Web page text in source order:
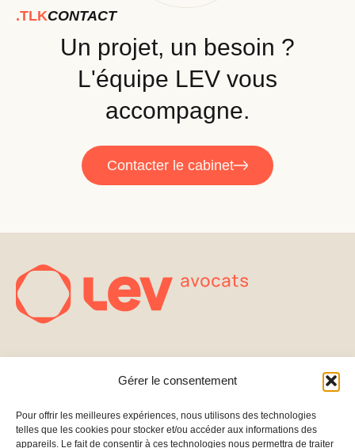
Gérer le consentement
Pour offrir les meilleures expériences, nous utilisons des technologies
telles que les cookies pour stocker et/ou accéder aux informations des
appareils. Le fait de consentir à ces technologies nous permettra de traiter
.TLKCONTACT
Un projet, un besoin ?
L'équipe LEV vous
accompagne.
Contacter le cabinet
BLOG
de
fonds
222 Boulevard
Saint-Germain
NOUS SUIVRE
Linkedin